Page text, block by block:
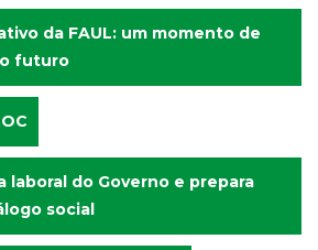
da FAUL: um momento de
futuro
laboral do Governo e prepara
social